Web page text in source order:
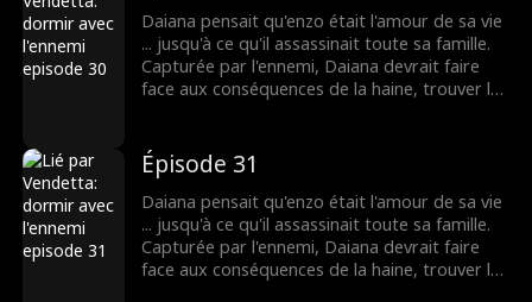
Daiana pensait qu'enzo était l'amour de sa vie
... jusqu'à ce qu'il assassinait toute sa famille.
Capturée par l'ennemi, Daiana devrait faire
face aux conséquences de la haine, trouver la
Épisode 31
Daiana pensait qu'enzo était l'amour de sa vie
... jusqu'à ce qu'il assassinait toute sa famille.
Capturée par l'ennemi, Daiana devrait faire
face aux conséquences de la haine, trouver la